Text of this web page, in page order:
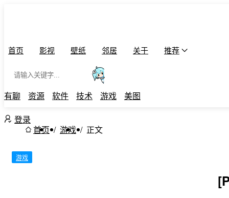
首页 影视 壁纸 邻居 关于 推荐
有聊 资源 软件 技术 游戏
美图
登录
首页 / 游戏 / 正文
游戏